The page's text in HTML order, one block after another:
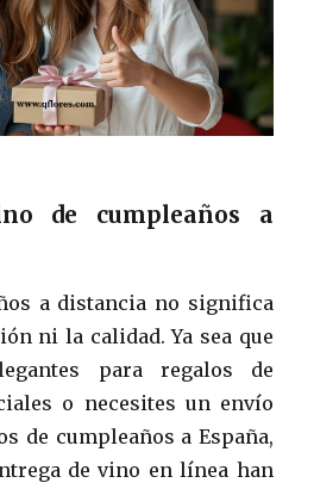
de cumpleaños a
a distancia no significa
ni la calidad. Ya sea que
para regalos de
o necesites un envío
de cumpleaños a España,
de vino en línea han